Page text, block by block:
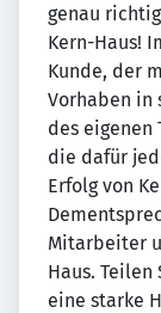
genau
Kern-Haus!
Kunde, der
Vorhaben in
des eigenen
die dafür
Erfolg von
Mitarbeiter
Haus.
eine starke